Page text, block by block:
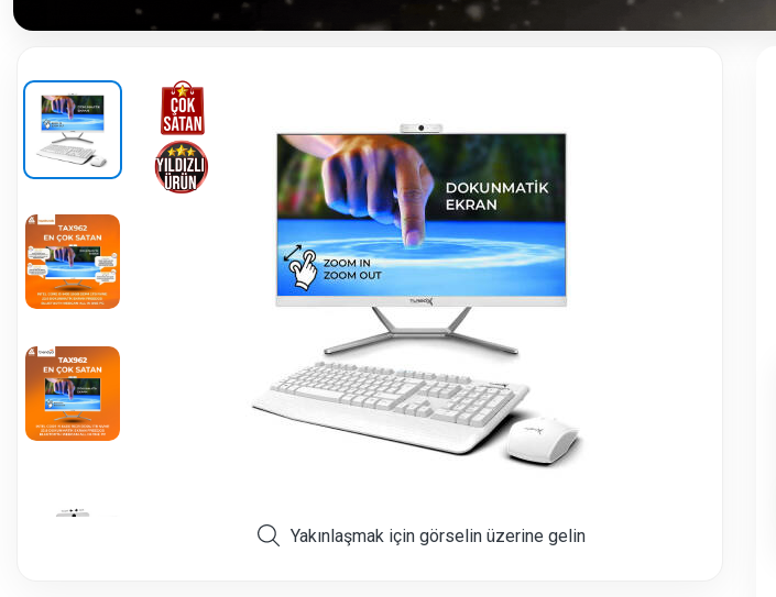
Yakınlaşmak için görselin üzerine gelin